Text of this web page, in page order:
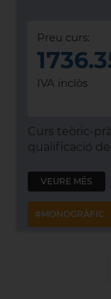
Preu curs:
IVA inclòs
Curs teòric-
qualificació
VEURE MÉS
#MONOGRÀFIC